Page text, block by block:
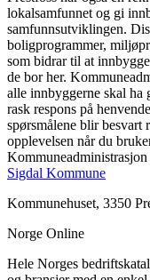
lokalsamfunnet og gi
samfunnsutviklingen.
boligprogrammer,
som bidrar til at
de bor her.
alle innbyggerne skal ha
rask respons på
spørsmålene blir besvart
opplevelsen når du
Sigdal Kommune
Kommunehuset, 3350
Norge Online
Hele Norges